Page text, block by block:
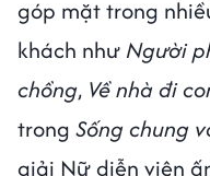
góp mặt trong
khách như Người
chồng, Về nhà đi
trong Sống chung
giải Nữ diễn viên